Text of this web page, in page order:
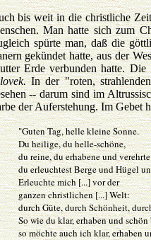
bis weit in die christliche
Man hatte sich zum
spürte man, daß die
gekündet hatte, aus der
Erde verbunden hatte. Die
In der "roten,
-- darum sind im
der Auferstehung. Im Gebet
"Guten Tag, helle kleine Sonne.
Du heilige, du helle-schöne,
du reine, du erhabene und
du erleuchtest Berge und Hügel
Erleuchte mich [...] vor der
ganzen christlichen [...] Welt:
durch Güte, durch Schönheit,
So wie du klar, erhaben und schön
so möchte auch ich klar, erhaben